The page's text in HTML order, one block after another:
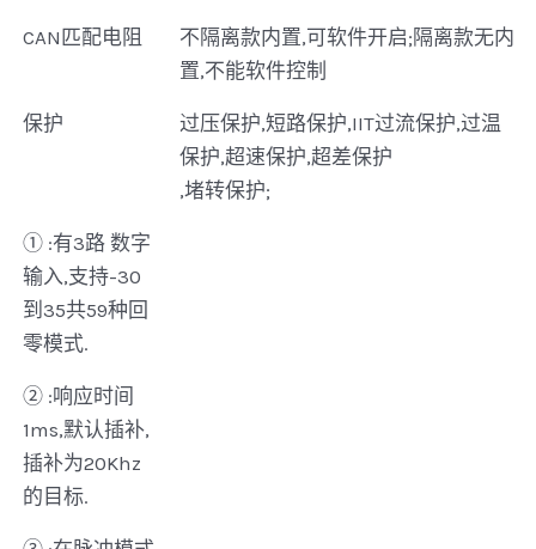
CAN匹配电阻
不隔离款内置,可软件开启;隔离款无内
置,不能软件控制
保护
过压保护,短路保护,IIT过流保护,过温
保护,超速保护,超差保护
,堵转保护;
① :有3路 数字
输入,支持-30
到35共59种回
零模式.
② :响应时间
1ms,默认插补,
插补为20Khz
的目标.